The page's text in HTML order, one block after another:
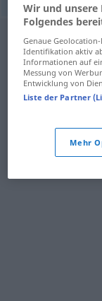
Wir und unsere
Folgendes
Genaue
Identifikation aktiv
Informationen auf
Messung von
Entwicklung von
Liste der Partner
Mehr